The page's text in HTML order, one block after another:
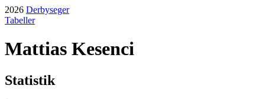
2026 Derbyseger
Tabeller
Mattias Kesenci
Statistik